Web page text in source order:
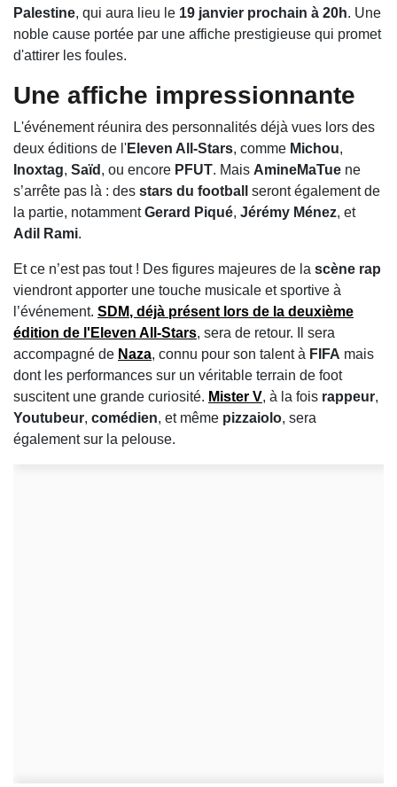
Palestine, qui aura lieu le 19 janvier prochain à 20h. Une
noble cause portée par une affiche prestigieuse qui promet
d'attirer les foules.
Une affiche impressionnante
L'événement réunira des personnalités déjà vues lors des
deux éditions de l'Eleven All-Stars, comme Michou,
Inoxtag, Saïd , ou encore PFUT. Mais AmineMaTue ne
s’arrête pas là : des stars du football
seront également de
la partie, notammentGerard Piqué, Jérémy Ménez, et
Adil Rami.
Et ce n’est pas tout ! Des figures majeures de la scène rap
viendront apporter une touche musicale et sportive à
l’événement. SDM, déjà présent lors de la deuxième
édition de l' Eleven All-Stars, sera de retour. Il sera
accompagné de Naza, connu pour son talent à FIFA mais
dont les performances sur un véritable terrain de foot
suscitent une grande curiosité. Mister V, à la fois rappeur,
Youtubeur, comédien, et même pizzaiolo, sera
également sur la pelouse.